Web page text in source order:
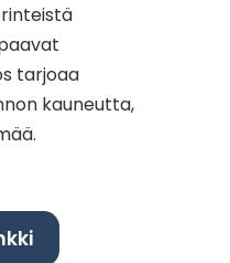
tarjoaa
kauneutta,